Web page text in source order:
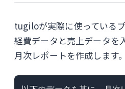
tugiloが実際に使っているプ
経費データと売上データを
月次レポートを作成します。